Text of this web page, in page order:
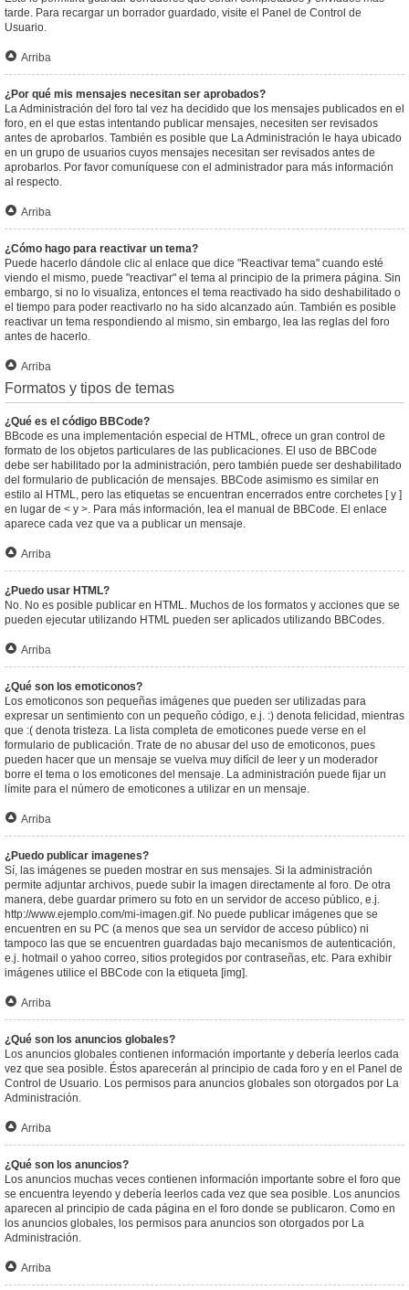
tarde. Para recargar un borrador guardado, visite el Panel de Control de
Usuario.
Arriba
¿Por qué mis mensajes necesitan ser aprobados?
La Administración del foro tal vez ha decidido que los mensajes publicados en el
foro, en el que estas intentando publicar mensajes, necesiten ser revisados
antes de aprobarlos. También es posible que La Administración le haya ubicado
en un grupo de usuarios cuyos mensajes necesitan ser revisados antes de
aprobarlos. Por favor comuníquese con el administrador para más información
al respecto.
Arriba
¿Cómo hago para reactivar un tema?
Puede hacerlo dándole clic al enlace que dice "Reactivar tema" cuando esté
viendo el mismo, puede "reactivar" el tema al principio de la primera página. Sin
embargo, si no lo visualiza, entonces el tema reactivado ha sido deshabilitado o
el tiempo para poder reactivarlo no ha sido alcanzado aún. También es posible
reactivar un tema respondiendo al mismo, sin embargo, lea las reglas del foro
antes de hacerlo.
Arriba
Formatos y tipos de temas
¿Qué es el código BBCode?
BBcode es una implementación especial de HTML, ofrece un gran control de
formato de los objetos particulares de las publicaciones. El uso de BBCode
debe ser habilitado por la administración, pero también puede ser deshabilitado
del formulario de publicación de mensajes. BBCode asimismo es similar en
estilo al HTML, pero las etiquetas se encuentran encerrados entre corchetes [ y ]
en lugar de < y >. Para más información, lea el manual de BBCode. El enlace
aparece cada vez que va a publicar un mensaje.
Arriba
¿Puedo usar HTML?
No. No es posible publicar en HTML. Muchos de los formatos y acciones que se
pueden ejecutar utilizando HTML pueden ser aplicados utilizando BBCodes.
Arriba
¿Qué son los emoticonos?
Los emoticonos son pequeñas imágenes que pueden ser utilizadas para
expresar un sentimiento con un pequeño código, e.j. :) denota felicidad, mientras
que :( denota tristeza. La lista completa de emoticones puede verse en el
formulario de publicación. Trate de no abusar del uso de emoticonos, pues
pueden hacer que un mensaje se vuelva muy difícil de leer y un moderador
borre el tema o los emoticones del mensaje. La administración puede fijar un
límite para el número de emoticones a utilizar en un mensaje.
Arriba
¿Puedo publicar imagenes?
Sí, las imágenes se pueden mostrar en sus mensajes. Si la administración
permite adjuntar archivos, puede subir la imagen directamente al foro. De otra
manera, debe guardar primero su foto en un servidor de acceso público, e.j.
http://www.ejemplo.com/mi-imagen.gif. No puede publicar imágenes que se
encuentren en su PC (a menos que sea un servidor de acceso público) ni
tampoco las que se encuentren guardadas bajo mecanismos de autenticación,
e.j. hotmail o yahoo correo, sitios protegidos por contraseñas, etc. Para exhibir
imágenes utilice el BBCode con la etiqueta [img].
Arriba
¿Qué son los anuncios globales?
Los anuncios globales contienen información importante y debería leerlos cada
vez que sea posible. Éstos aparecerán al principio de cada foro y en el Panel de
Control de Usuario. Los permisos para anuncios globales son otorgados por La
Administración.
Arriba
¿Qué son los anuncios?
Los anuncios muchas veces contienen información importante sobre el foro que
se encuentra leyendo y debería leerlos cada vez que sea posible. Los anuncios
aparecen al principio de cada página en el foro donde se publicaron. Como en
los anuncios globales, los permisos para anuncios son otorgados por La
Administración.
Arriba